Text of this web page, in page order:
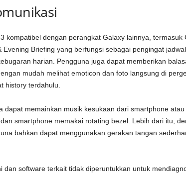
kompatibel dengan perangkat Galaxy lainnya, termasuk
Evening Briefing yang berfungsi sebagai pengingat
harian. Pengguna juga dapat memberikan
mudah melihat emoticon dan foto langsung di
history terdahulu.
dapat memainkan musik kesukaan dari smartphone
smartphone memakai rotating bezel. Lebih dari itu,
bahkan dapat menggunakan gerakan tangan
dan software terkait tidak diperuntukkan untuk